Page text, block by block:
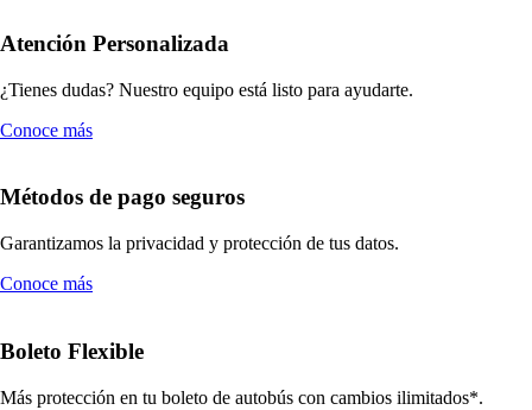
Atención Personalizada
¿Tienes dudas? Nuestro equipo está listo para ayudarte.
Conoce más
Métodos de pago seguros
Garantizamos la privacidad y protección de tus datos.
Conoce más
Boleto Flexible
Más protección en tu boleto de autobús con cambios ilimitados*.